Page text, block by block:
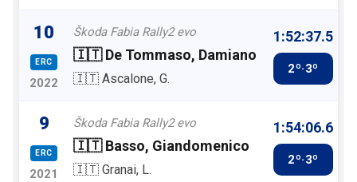
10
ERC
2022
Škoda Fabia Rally2 evo
🇮🇹 De Tommaso, Damiano
🇮🇹 Ascalone, G.
1:52:37.5
2º·3º
9
ERC
2021
Škoda Fabia Rally2 evo
🇮🇹 Basso, Giandomenico
🇮🇹 Granai, L.
1:54:06.6
2º·3º